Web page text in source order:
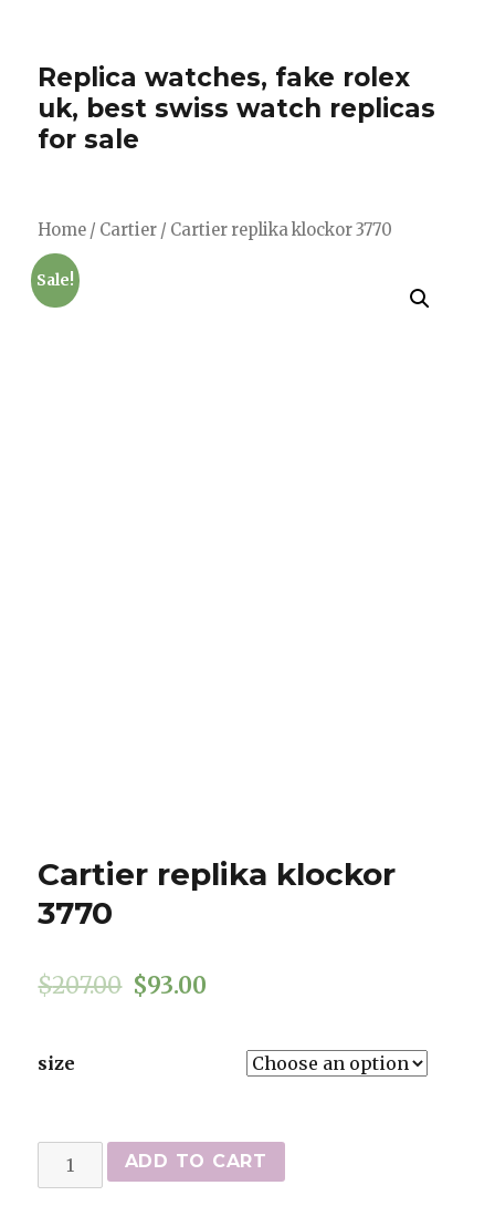
Replica watches, fake rolex
uk, best swiss watch replicas
for sale
Home / Cartier / Cartier replika klockor 3770
Sale!
Cartier replika klockor
3770
$207.00 $93.00
size
Cartier
replika
ADD TO CART